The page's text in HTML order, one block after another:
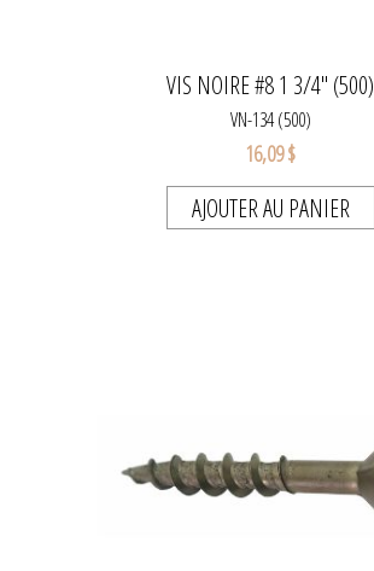
VIS NOIRE #8 1 3/4" (500)
VN-134 (500)
16,09 $
AJOUTER AU PANIER